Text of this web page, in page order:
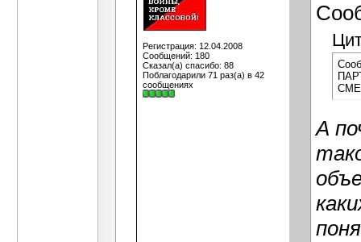
Регистрация: 12.04.2008
Сообщений: 180
Сказал(а) спасибо: 88
Поблагодарили 71 раз(а) в 42
сообщениях
А